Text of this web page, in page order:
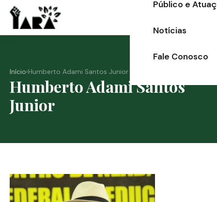
o
Público e
Notícias
Fale Conosco
Início›Humberto Adami Santos Junior
Humberto Adami Santos
Junior